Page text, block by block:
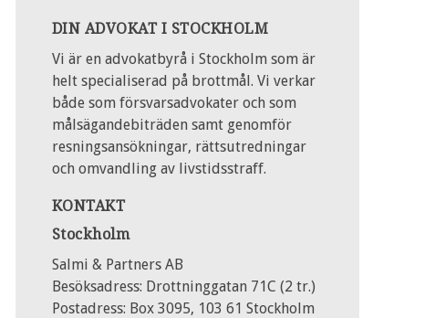
DIN ADVOKAT I STOCKHOLM
Vi är en advokatbyrå i Stockholm som är
helt specialiserad på brottmål. Vi verkar
både som försvarsadvokater och som
målsägandebiträden samt genomför
resningsansökningar, rättsutredningar
och omvandling av livstidsstraff.
KONTAKT
Stockholm
Salmi & Partners AB
Besöksadress: Drottninggatan 71C (2 tr.)
Postadress: Box 3095, 103 61 Stockholm